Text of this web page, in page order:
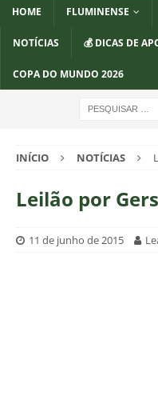
HOME FLUMINENSE
NOTÍCIAS 💰 DICAS DE
COPA DO MUNDO 2026
INÍCIO NOTÍCIAS
Leilão por
11 de junho de 2015